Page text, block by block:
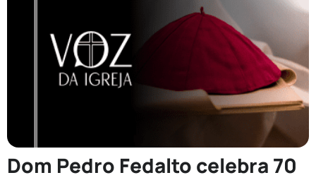
Dom Pedro Fedalto celebra 70